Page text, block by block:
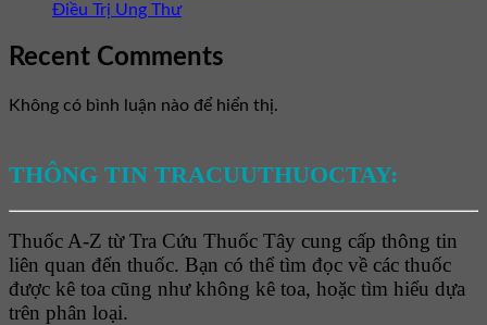
Điều Trị Ung Thư
Recent Comments
Không có bình luận nào để hiển thị.
THÔNG TIN TRACUUTHUOCTAY:
Thuốc A-Z từ Tra Cứu Thuốc Tây cung cấp thông tin
liên quan đến thuốc. Bạn có thể tìm đọc về các thuốc
được kê toa cũng như không kê toa, hoặc tìm hiểu dựa
trên phân loại.